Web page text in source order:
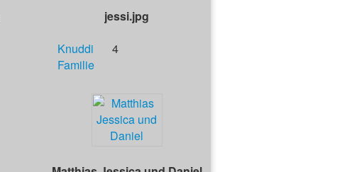
jessi.jpg
Knuddi
4
Familie